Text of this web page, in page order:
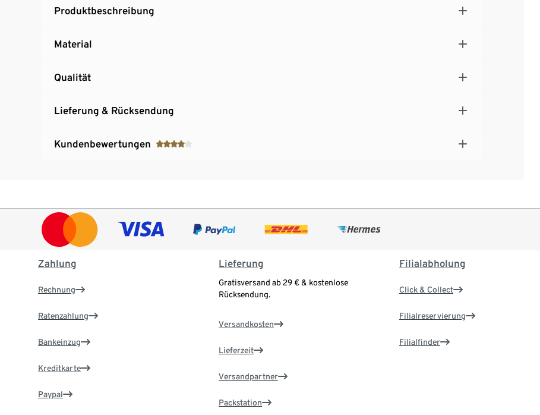
Produktbeschreibung
Material
Qualität
Lieferung & Rücksendung
Kundenbewertungen
Zahlung
Rechnung
Ratenzahlung
Bankeinzug
Kreditkarte
Paypal
Lieferung
Gratisversand ab 29 € & kostenlose
Rücksendung.
Versandkosten
Lieferzeit
Versandpartner
Packstation
Filialabholung
Click & Collect
Filialreservierung
Filialfinder